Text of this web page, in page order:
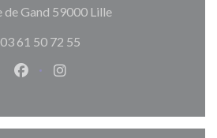
de Gand 59000 Lille((在新窗口中打开))
03 61 50 72 55
Facebook ((在新窗口中打开))
Instagram ((在新窗口中